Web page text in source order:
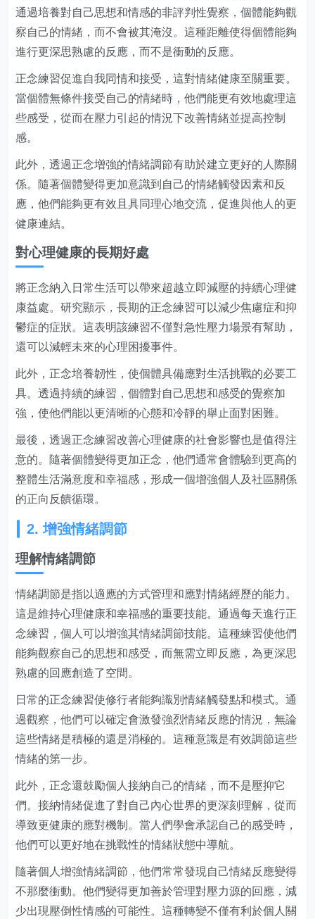
通過培養對自己思想和情感的非評判性覺察，個體能夠觀
察自己的情緒，而不會被其淹沒。這種距離使得個體能夠
進行更深思熟慮的反應，而不是衝動的反應。
正念練習促進自我同情和接受，這對情緒健康至關重要。
當個體無條件接受自己的情緒時，他們能更有效地處理這
些感受，從而在壓力引起的情況下改善情緒並提高控制
感。
此外，透過正念增強的情緒調節有助於建立更好的人際關
係。隨著個體變得更加意識到自己的情緒觸發因素和反
應，他們能夠更有效且具同理心地交流，促進與他人的更
健康連結。
對心理健康的長期好處
將正念納入日常生活可以帶來超越立即減壓的持續心理健
康益處。研究顯示，長期的正念練習可以減少焦慮症和抑
鬱症的症狀。這表明該練習不僅對急性壓力場景有幫助，
還可以減輕未來的心理困擾事件。
此外，正念培養韌性，使個體具備應對生活挑戰的必要工
具。透過持續的練習，個體對自己思想和感受的覺察加
強，使他們能以更清晰的心態和冷靜的舉止面對困難。
最後，透過正念練習改善心理健康的社會影響也是值得注
意的。隨著個體變得更加正念，他們通常會體驗到更高的
整體生活滿意度和幸福感，形成一個增強個人及社區關係
的正向反饋循環。
2. 增強情緒調節
理解情緒調節
情緒調節是指以適應的方式管理和應對情緒經歷的能力。
這是維持心理健康和幸福感的重要技能。通過每天進行正
念練習，個人可以增強其情緒調節技能。這種練習使他們
能夠觀察自己的思想和感受，而無需立即反應，為更深思
熟慮的回應創造了空間。
日常的正念練習使修行者能夠識別情緒觸發點和模式。通
過觀察，他們可以確定會激發強烈情緒反應的情況，無論
這些情緒是積極的還是消極的。這種意識是有效調節這些
情緒的第一步。
此外，正念還鼓勵個人接納自己的情緒，而不是壓抑它
們。接納情緒促進了對自己內心世界的更深刻理解，從而
導致更健康的應對機制。當人們學會承認自己的感受時，
他們可以更好地在挑戰性的情緒狀態中導航。
隨著個人增強情緒調節，他們常常發現自己情緒反應變得
不那麼衝動。他們變得更加善於管理對壓力源的回應，減
少出現壓倒性情感的可能性。這種轉變不僅有利於個人關